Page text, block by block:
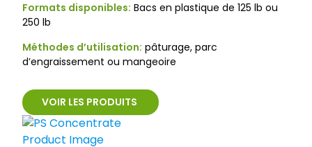
Formats disponibles: Bacs en plastique de 125 lb ou
250 lb
Méthodes d’utilisation: pâturage, parc
d’engraissement ou mangeoire
VOIR LES PRODUITS